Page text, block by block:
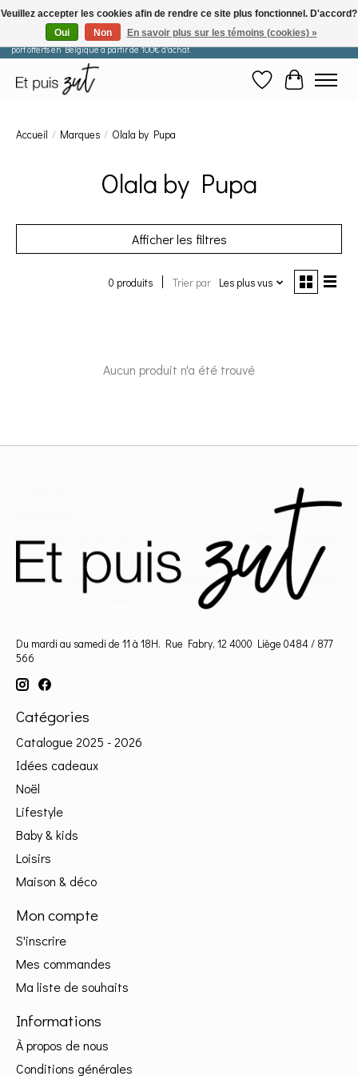
Les commandes passées après le 29 juillet seront expédiées à partir du 11 août. Frais de
port offerts en Belgique à partir de 100€ d'achat.
Liste de souhaits
Panier
Accueil / Marques / Olala by Pupa
Olala by Pupa
Afficher les filtres
0 produits Trier par Les plus vus
Aucun produit n'a été trouvé
Du mardi au samedi de 11 à 18H. Rue Fabry, 12 4000 Liège 0484 / 877
566
Catégories
Catalogue 2025 - 2026
Idées cadeaux
Noël
Lifestyle
Baby & kids
Loisirs
Maison & déco
Mon compte
S'inscrire
Mes commandes
Ma liste de souhaits
Informations
À propos de nous
Conditions générales
Veuillez accepter les cookies afin de rendre ce site plus fonctionnel. D'accord?
Oui
Non En savoir plus sur les témoins (cookies) »